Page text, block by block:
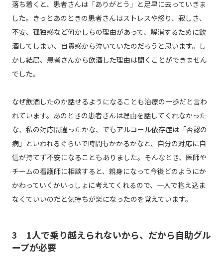
落ち着くと、患者さんは「ありがとう」と足早に去っていきま
した。きっとあのときの患者さんはストレスや怒り、寂しさ、
不安、孤独感など何かしらの理由があって、解消するために飲
酒してしまい、自責感から泣いていたのだろうと思います。し
かし結局、患者さんから飲酒した理由は聞くことができません
でした。
なぜ飲酒したのか話せるようになることも治療の一歩だと言わ
れています。あのときの患者さんは理由を話してくれなかった
な、私の対応間違ったかな、でもアルコール依存症は「否認の
病」といわれるぐらいで時間もかかるかなと、自分の対応に自
信が持てず不安になることもありました。そんなとき、医師や
チームの看護師に相談すると、親身になって今後どのようにか
かわっていくかいっしょに考えてくれるので、一人で抱え込ま
なくていいのだと気持ちが楽になったのを覚えています。
3 1人で乗り越えられないから、だから自助グル
ープが必要